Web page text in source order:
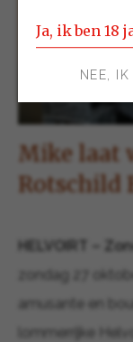
Mike laat
Rotschild
HELVOIRT –
zondag 27
amusante en
lommerrijke
Ja, ik ben 18
NEE,